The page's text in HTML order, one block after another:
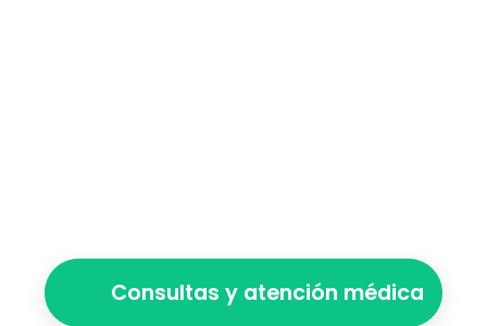
Consultas y atención médica